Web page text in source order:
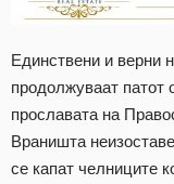
Единствени и верни
продолжуваат патот
прославата на
Враништа
се капат челниците